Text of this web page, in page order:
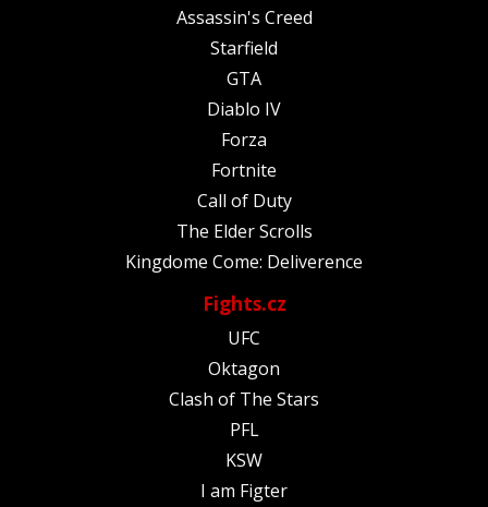
Assassin's Creed
Starfield
GTA
Diablo IV
Forza
Fortnite
Call of Duty
The Elder Scrolls
Kingdome Come: Deliverence
Fights.cz
UFC
Oktagon
Clash of The Stars
PFL
KSW
I am Figter